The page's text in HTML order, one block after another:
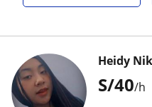
S/40/h
Heidy